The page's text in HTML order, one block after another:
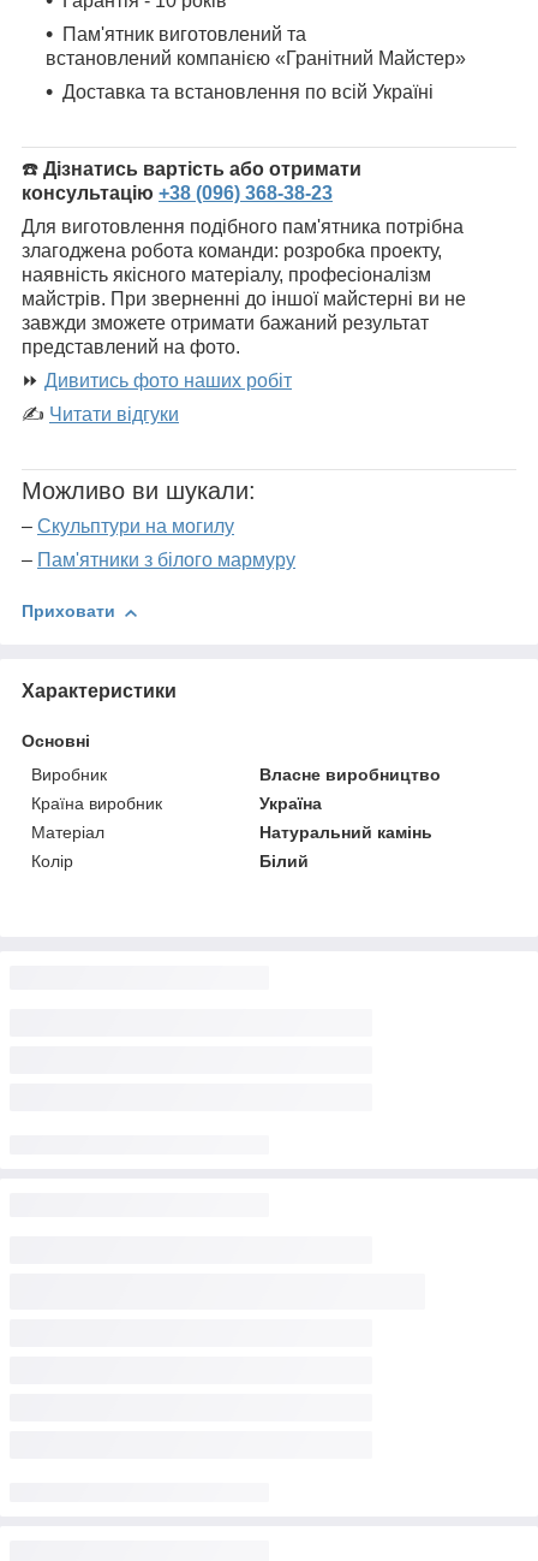
Пам'ятник виготовлений та
встановлений компанією «Гранітний Майстер»
Доставка та встановлення по всій Україні
☎️ Дізнатись вартість або отримати
консультацію +38 (096) 368-38-23
Для виготовлення подібного пам'ятника потрібна
злагоджена робота команди: розробка проекту,
наявність якісного матеріалу, професіоналізм
майстрів. При зверненні до іншої майстерні ви не
завжди зможете отримати бажаний результат
представлений на фото.
⏩ Дивитись фото наших робіт
✍ Читати відгуки
Можливо ви шукали:
– Скульптури на могилу
– Пам'ятники з білого мармуру
Приховати
Характеристики
Основні
Виробник
Власне виробництво
Країна виробник
Україна
Матеріал
Натуральний камінь
Колір
Білий